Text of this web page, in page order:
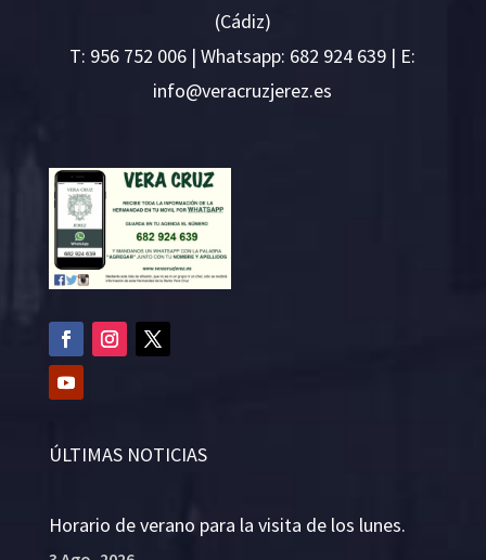
(Cádiz)
T: 956 752 006 | Whatsapp: 682 924 639 | E:
se.ze
rejzu
rcare
v@ofn
i
ÚLTIMAS NOTICIAS
Horario de verano para la visita de los lunes.